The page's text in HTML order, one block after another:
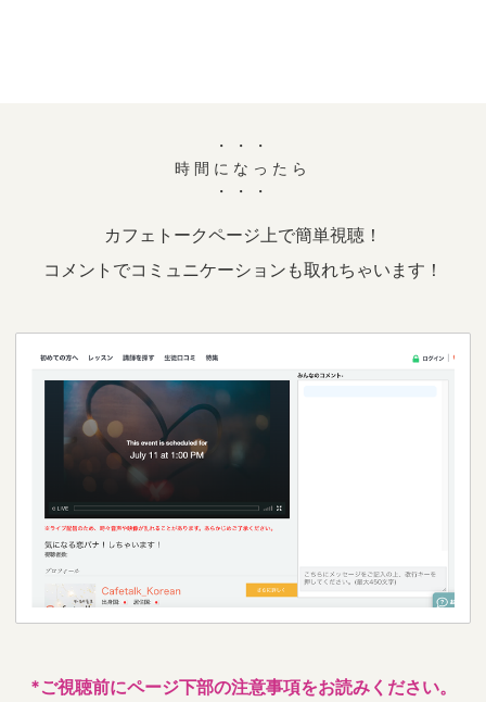
・・・
時間になったら
・・・
カフェトークページ上で簡単視聴！
コメントでコミュニケーションも取れちゃいます！
*ご視聴前にページ下部の注意事項をお読みください。